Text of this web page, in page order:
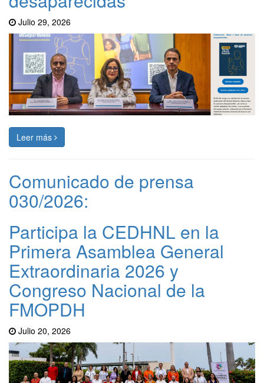
Julio 29, 2026
Leer más
Comunicado de prensa
030/2026:
Participa la CEDHNL en la
Primera Asamblea General
Extraordinaria 2026 y
Congreso Nacional de la
FMOPDH
Julio 20, 2026